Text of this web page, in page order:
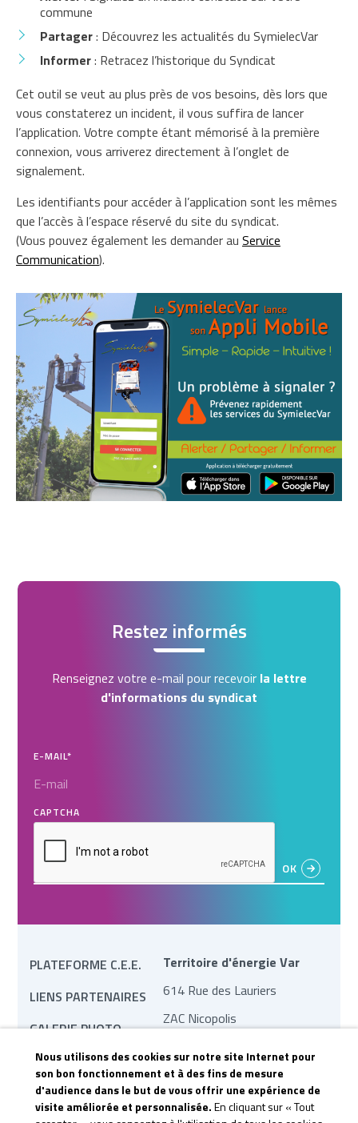
commune
Partager: Découvrez les actualités du SymielecVar
Informer: Retracez l’historique du Syndicat
Cet outil se veut au plus près de vos besoins, dès lors que
vous constaterez un incident, il vous suffira de lancer
l’application. Votre compte étant mémorisé à la première
connexion, vous arriverez directement à l’onglet de
signalement.
Les identifiants pour accéder à l’application sont les mêmes
que l’accès à l’espace réservé du site du syndicat.
(Vous pouvez également les demander au Service
Communication).
Restez informés
Renseignez votre e-mail pour recevoir la lettre
d'informations du syndicat
E-MAIL*
CAPTCHA
PLATEFORME C.E.E.
LIENS PARTENAIRES
GALERIE PHOTO
MARCHÉS PUBLICS
REVUE DE PRESSE
Territoire d'énergie Var
614 Rue des Lauriers
ZAC Nicopolis
contact@te83.fr
Nous utilisons des cookies sur notre site Internet pour
son bon fonctionnement et à des fins de mesure
d'audience dans le but de vous offrir une expérience de
visite améliorée et personnalisée.En cliquant sur « Tout